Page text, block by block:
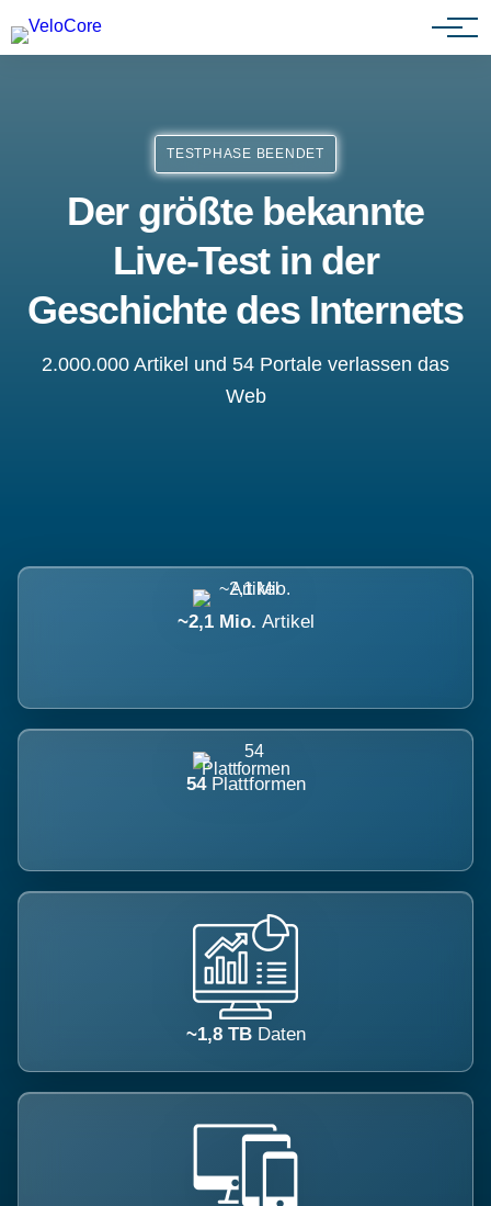
Agenturen & Webdesigner
TESTPHASE BEENDET
Der größte bekannte
Live-Test in der
Geschichte des Internets
2.000.000 Artikel und 54 Portale verlassen das
Web
~2,1 Mio. Artikel
54 Plattformen
~1,8 TB Daten